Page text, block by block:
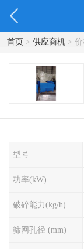
首页> 供应商机> 价
发
型号
功率(kW)
破碎能力(kg/h)
筛网孔径 (mm)